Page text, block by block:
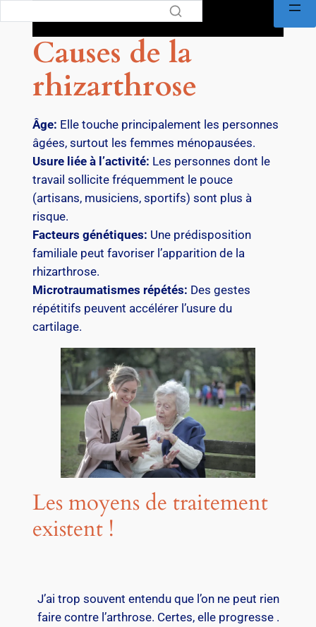
Causes de la
rhizarthrose
Âge: Elle touche principalement les personnes
âgées, surtout les femmes ménopausées.
Usure liée à l’activité: Les personnes dont le
travail sollicite fréquemment le pouce
(artisans, musiciens, sportifs) sont plus à
risque.
Facteurs génétiques: Une prédisposition
familiale peut favoriser l’apparition de la
rhizarthrose.
Microtraumatismes répétés: Des gestes
répétitifs peuvent accélérer l’usure du
cartilage.
Les moyens de traitement
existent !
J’ai trop souvent entendu que l’on ne peut rien
faire contre l’arthrose. Certes, elle progresse .